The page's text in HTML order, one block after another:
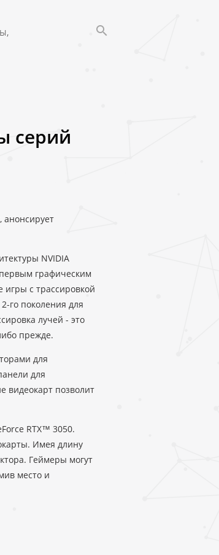
серий
анонсирует
NVIDIA
графическим
с трассировкой
го поколения для
лучей - это
прежде.
для
для
видеокарт позволит
RTX™ 3050.
Имея длину
Геймеры могут
место и